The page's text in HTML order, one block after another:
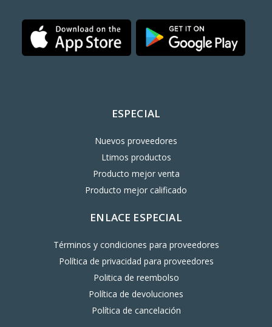
ESPECIAL
Nuevos proveedores
Ltimos productos
Producto mejor venta
Producto mejor calificado
ENLACE ESPECIAL
Términos y condiciones para proveedores
Política de privacidad para proveedores
Politica de reembolso
Política de devoluciones
Política de cancelación